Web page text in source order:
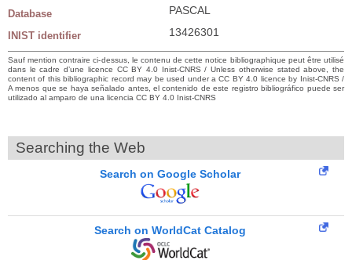
Database PASCAL
INIST identifier 13426301
Sauf mention contraire ci-dessus, le contenu de cette notice bibliographique peut être utilisé
dans le cadre d’une licence CC BY 4.0 Inist-CNRS / Unless otherwise stated above, the
content of this bibliographic record may be used under a CC BY 4.0 licence by Inist-CNRS /
A menos que se haya señalado antes, el contenido de este registro bibliográfico puede ser
utilizado al amparo de una licencia CC BY 4.0 Inist-CNRS
Searching the Web
Search on Google Scholar
Search on WorldCat Catalog